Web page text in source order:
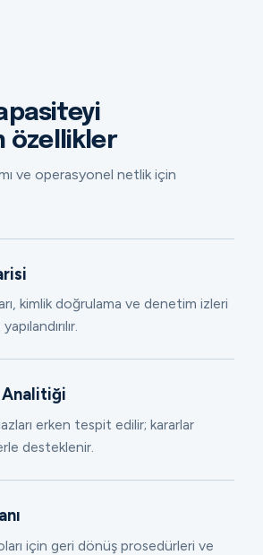
özellikler
ve operasyonel netlik için
kimlik doğrulama ve denetim izleri
Analitiği
erken tespit edilir; kararlar
desteklenir.
için geri dönüş prosedürleri ve